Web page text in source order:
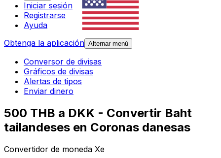
Iniciar sesión
Registrarse
Ayuda
Obtenga la aplicación Alternar menú
Conversor de divisas
Gráficos de divisas
Alertas de tipos
Enviar dinero
500 THB a DKK - Convertir Baht
tailandeses en Coronas danesas
Convertidor de moneda Xe